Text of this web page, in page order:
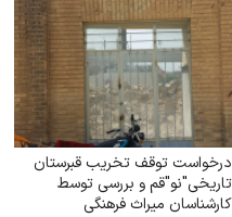
درخواست توقف تخریب قبرستان
تاریخی"نو"قم و بررسی توسط
کارشناسان میراث فرهنگی